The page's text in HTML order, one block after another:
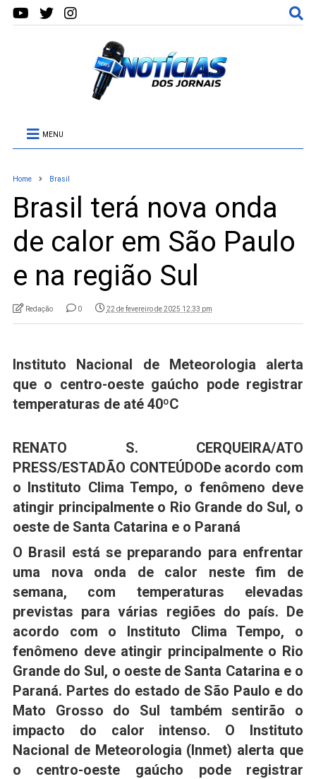
MENU
Home Brasil
Brasil terá nova onda
de calor em São Paulo
e na região Sul
Redação 0 22 de fevereiro de 2025 12:33 pm
Instituto Nacional de Meteorologia alerta
que o centro-oeste gaúcho pode registrar
temperaturas de até 40ºC
RENATO S. CERQUEIRA/ATO
PRESS/ESTADÃO CONTEÚDODe acordo com
o Instituto Clima Tempo, o fenômeno deve
atingir principalmente o Rio Grande do Sul, o
oeste de Santa Catarina e o Paraná
O Brasil
está se preparando para enfrentar
uma nova onda de calor neste fim de
semana, com temperaturas elevadas
previstas para várias regiões do país. De
acordo com o Instituto Clima Tempo, o
fenômeno deve atingir principalmente o Rio
Grande do Sul, o oeste de Santa Catarina e o
Paraná. Partes do estado de São Paulo e do
Mato Grosso do Sul também sentirão o
impacto do calor intenso. O Instituto
Nacional de Meteorologia (Inmet) alerta que
o centro-oeste gaúcho pode registrar